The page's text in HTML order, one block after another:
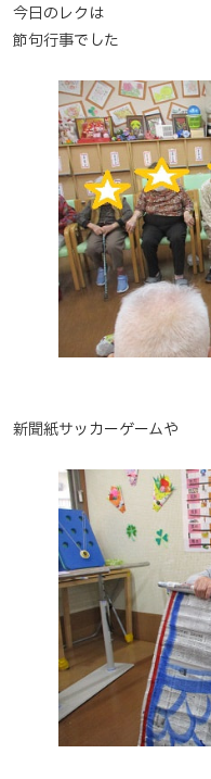
今日のレクは
節句行事でした
新聞紙サッカーゲームや